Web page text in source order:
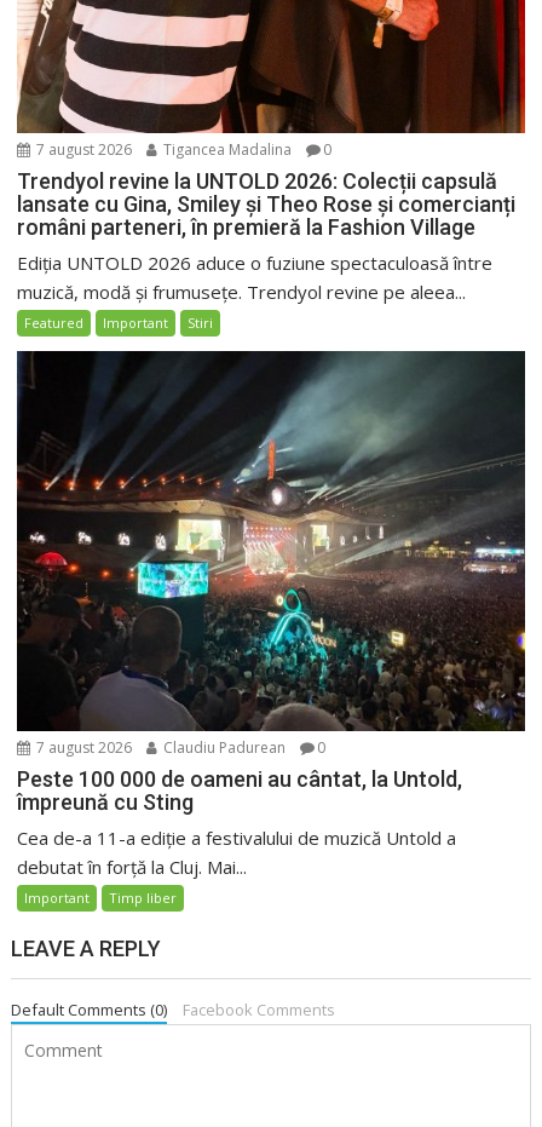
7 august 2026 Tigancea Madalina 0
Trendyol revine la UNTOLD 2026: Colecții capsulă
lansate cu Gina, Smiley și Theo Rose și comercianți
români parteneri, în premieră la Fashion Village
Ediția UNTOLD 2026 aduce o fuziune spectaculoasă între
muzică, modă și frumusețe. Trendyol revine pe aleea...
Featured Important Stiri
7 august 2026 Claudiu Padurean 0
Peste 100 000 de oameni au cântat, la Untold,
împreună cu Sting
Cea de-a 11-a ediție a festivalului de muzică Untold a
debutat în forță la Cluj. Mai...
Important Timp liber
LEAVE A REPLY
Default Comments (0) Facebook Comments